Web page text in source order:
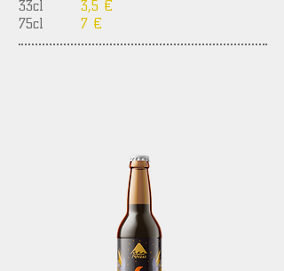
33cl 3,5 €
75cl
7 €